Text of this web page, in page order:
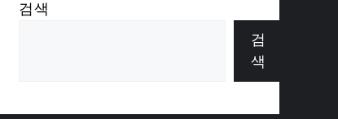
검색
검
색